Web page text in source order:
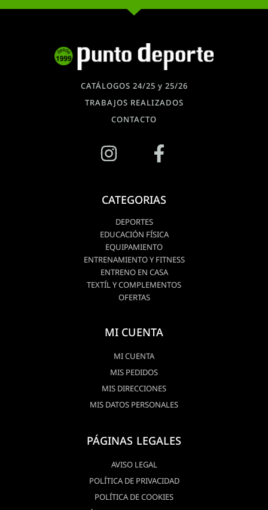
CATÁLOGOS 24/25 y 25/26
TRABAJOS REALIZADOS
CONTACTO
CATEGORIAS
DEPORTES
EDUCACIÓN FÍSICA
EQUIPAMIENTO
ENTRENAMIENTO Y FITNESS
ENTRENO EN CASA
TEXTÍL Y COMPLEMENTOS
OFERTAS
MI CUENTA
MI CUENTA
MIS PEDIDOS
MIS DIRECCIONES
MIS DATOS PERSONALES
PÁGINAS LEGALES
AVISO LEGAL
POLÍTICA DE PRIVACIDAD
POLÍTICA DE COOKIES